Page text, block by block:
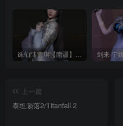
诛仙陆雪琪【南疆】CoveRig
上一篇
泰坦陨落2/Titanfall 2